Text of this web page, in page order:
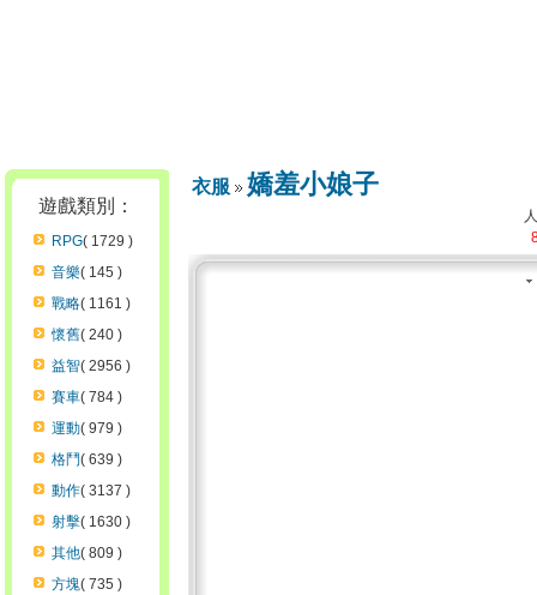
遊戲類別：
RPG( 1729 )
音樂( 145 )
戰略( 1161 )
懷舊( 240 )
益智( 2956 )
賽車( 784 )
運動( 979 )
格鬥( 639 )
動作( 3137 )
射擊( 1630 )
其他( 809 )
方塊( 735 )
衣服 嬌羞小娘子